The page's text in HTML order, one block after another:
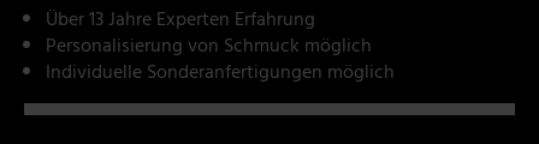
Über 13 Jahre Experten Erfahrung
Personalisierung von Schmuck möglich
Individuelle Sonderanfertigungen möglich